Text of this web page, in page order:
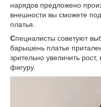
нарядов предложено
внешности вы сможете
платья.
Специалисты советуют
барышень платье
зрительно увеличить
фигуру.